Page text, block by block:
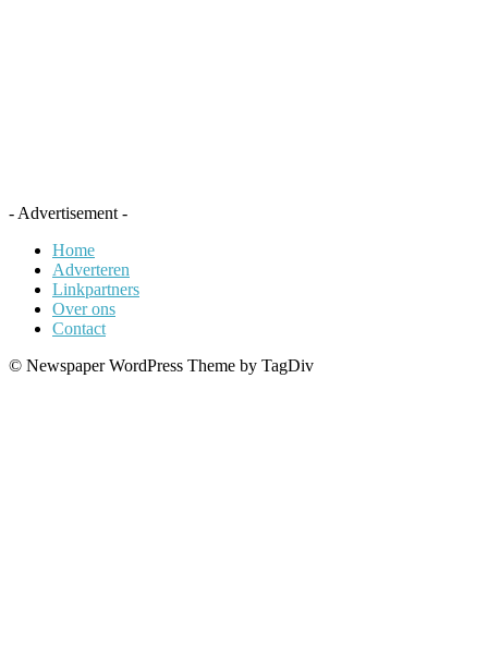
- Advertisement -
Home
Adverteren
Linkpartners
Over ons
Contact
© Newspaper WordPress Theme by TagDiv